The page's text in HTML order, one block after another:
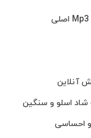
آنلاین
شاد اسلو و سنگین
احساسی